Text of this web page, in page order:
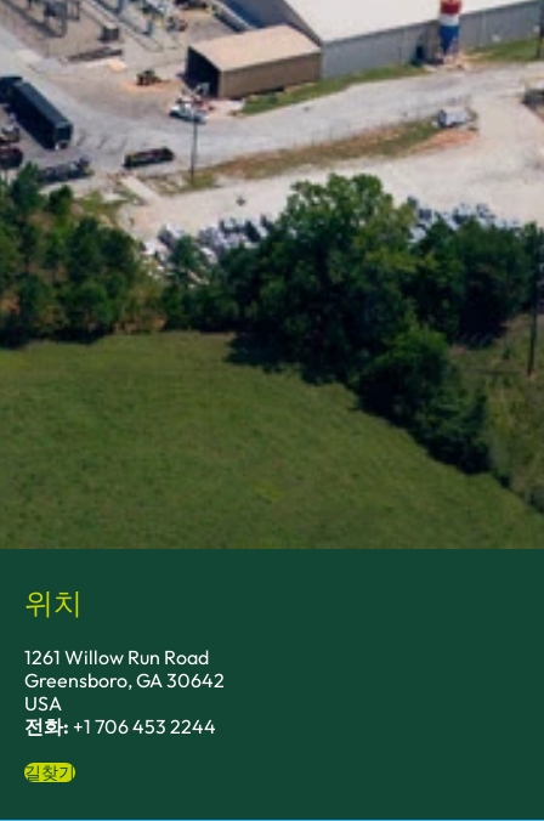
위치
1261 Willow Run Road
Greensboro, GA 30642
USA
전화: +1 706 453 2244
길찾기